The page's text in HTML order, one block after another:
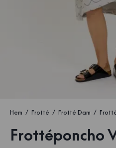
Hem Frotté Frotté Dam
Frottéponcho